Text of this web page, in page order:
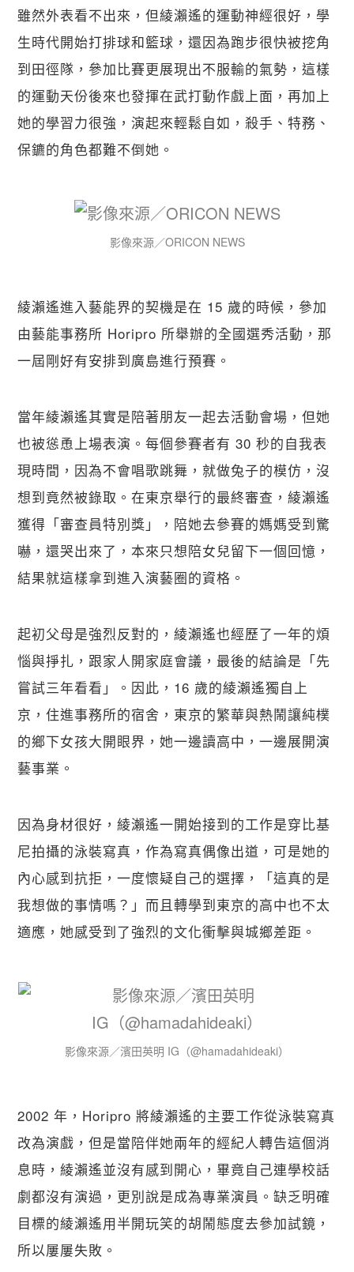
雖然外表看不出來，但綾瀨遙的運動神經很好，學
生時代開始打排球和籃球，還因為跑步很快被挖角
到田徑隊，參加比賽更展現出不服輸的氣勢，這樣
的運動天份後來也發揮在武打動作戲上面，再加上
她的學習力很強，演起來輕鬆自如，殺手、特務、
保鑣的角色都難不倒她。
影像來源／ORICON NEWS
綾瀨遙進入藝能界的契機是在 15 歲的時候，參加
由藝能事務所 Horipro 所舉辦的全國選秀活動，那
一屆剛好有安排到廣島進行預賽。
當年綾瀨遙其實是陪著朋友一起去活動會場，但她
也被慫恿上場表演。每個參賽者有 30 秒的自我表
現時間，因為不會唱歌跳舞，就做兔子的模仿，沒
想到竟然被錄取。在東京舉行的最終審查，綾瀨遙
獲得「審查員特別獎」，陪她去參賽的媽媽受到驚
嚇，還哭出來了，本來只想陪女兒留下一個回憶，
結果就這樣拿到進入演藝圈的資格。
起初父母是強烈反對的，綾瀨遙也經歷了一年的煩
惱與掙扎，跟家人開家庭會議，最後的結論是「先
嘗試三年看看」。因此，16 歲的綾瀨遙獨自上
京，住進事務所的宿舍，東京的繁華與熱鬧讓純樸
的鄉下女孩大開眼界，她一邊讀高中，一邊展開演
藝事業。
因為身材很好，綾瀨遙一開始接到的工作是穿比基
尼拍攝的泳裝寫真，作為寫真偶像出道，可是她的
內心感到抗拒，一度懷疑自己的選擇，「這真的是
我想做的事情嗎？」而且轉學到東京的高中也不太
適應，她感受到了強烈的文化衝擊與城鄉差距。
影像來源／濱田英明 IG（@hamadahideaki）
2002 年，Horipro 將綾瀨遙的主要工作從泳裝寫真
改為演戲，但是當陪伴她兩年的經紀人轉告這個消
息時，綾瀨遙並沒有感到開心，畢竟自己連學校話
劇都沒有演過，更別說是成為專業演員。缺乏明確
目標的綾瀨遙用半開玩笑的胡鬧態度去參加試鏡，
所以屢屢失敗。